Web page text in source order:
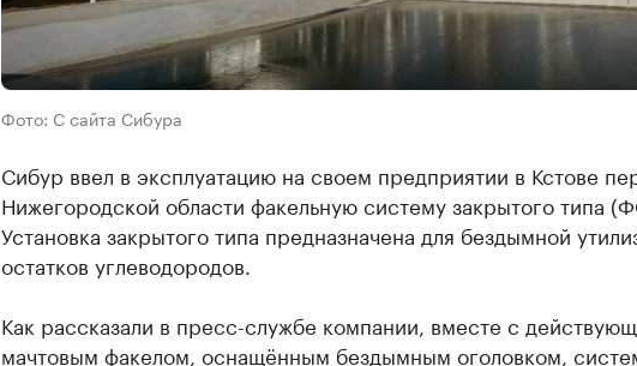
Фото: С сайта Сибура
Сибур ввел в эксплуатацию на своем предприятии в Кстове
Нижегородской области факельную систему закрытого типа
Установка закрытого типа предназначена для бездымной
остатков углеводородов.
Как рассказали в пресс-службе компании, вместе с
мачтовым факелом, оснащённым бездымным оголовком,